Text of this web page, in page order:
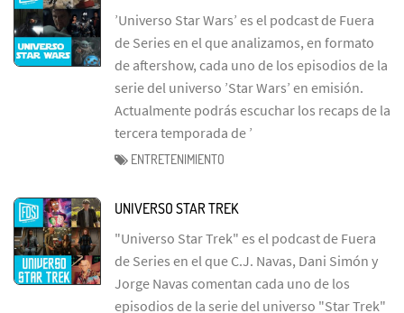
’Universo Star Wars’ es el podcast de Fuera
de Series en el que analizamos, en formato
de aftershow, cada uno de los episodios de la
serie del universo ’Star Wars’ en emisión.
Actualmente podrás escuchar los recaps de la
tercera temporada de ’
ENTRETENIMIENTO
UNIVERSO STAR TREK
"Universo Star Trek" es el podcast de Fuera
de Series en el que C.J. Navas, Dani Simón y
Jorge Navas comentan cada uno de los
episodios de la serie del universo "Star Trek"